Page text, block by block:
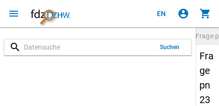
menu EN account_circle shopping_cart
search Suchen
Frage
Fra
ge
pn
23